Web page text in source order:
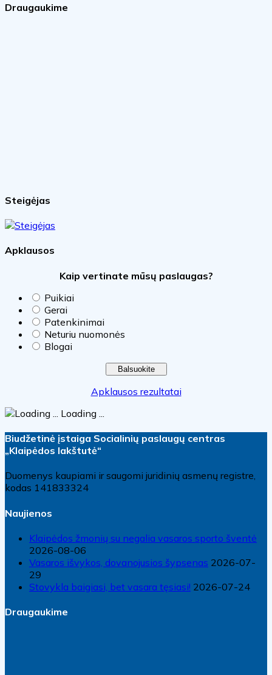
Draugaukime
Steigėjas
Apklausos
Kaip vertinate mūsų paslaugas?
Puikiai
Gerai
Patenkinimai
Neturiu nuomonės
Blogai
Apklausos rezultatai
Loading ...
Biudžetinė įstaiga Socialinių paslaugų centras
„Klaipėdos lakštutė“
Duomenys kaupiami ir saugomi juridinių asmenų registre,
kodas 141833324
Naujienos
Klaipėdos žmonių su negalia vasaros sporto šventė
2026-08-06
Vasaros išvykos, dovanojusios šypsenas 2026-07-
29
Stovykla baigiasi, bet vasara tęsiasi! 2026-07-24
Draugaukime